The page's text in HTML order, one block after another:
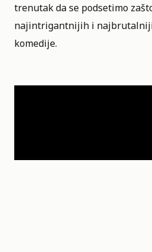
trenutak da se podsetimo
najintrigantnijih i
komedije.